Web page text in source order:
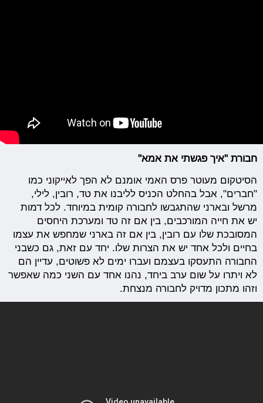
חבורת "איך פגשתי את אמא"
הסיטקום מעוטר פרס האמי אומנם לא הפך לאייקוני כמו
"חברים", אבל בהחלט הכניס לליבנו את טד, רובין, לילי,
מרשל ובארני שהתגבשו לחבורה קומית במיוחד. לכל דמות
יש את חייה המורכבים, בין אם זה טד ומערכת היחסים
המסובכת שלו עם רובין, בין אם זה בארני שמחפש את עצמו
בחיים ולכל אחד יש את הצרות שלו. יחד עם זאת, גם כשבני
החבורה התעסקו בעצמם ועברו ימים לא פשוטים, עדיין הם
לא ויתרו על שום ערב ביחד, נהנו אחד עם השני כמה שאפשר
וזהו מתכון מדויק לחבורה מנצחת.